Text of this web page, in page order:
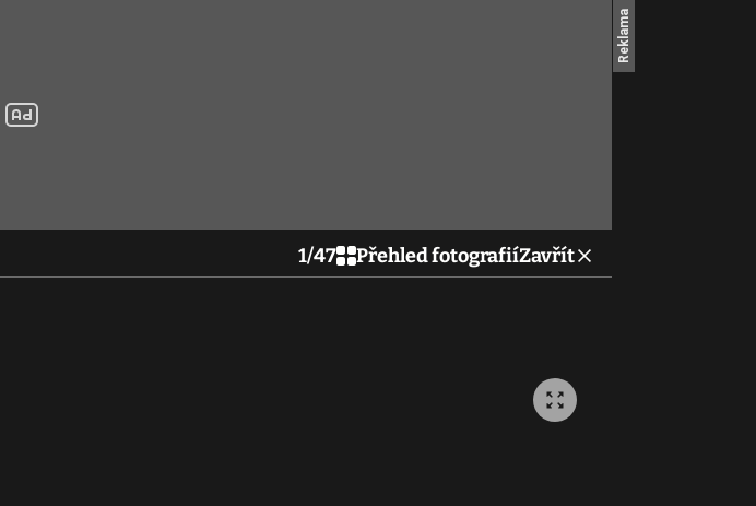
1/47 Přehled fotografiíZavřít